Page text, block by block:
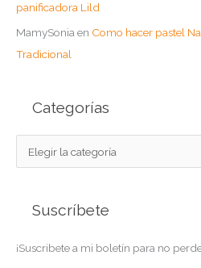
panificadora Lild
MamySonia en Como hacer pastel
Tradicional
Categorías
a
o
Suscríbete
¡Suscribete a mi boletín para no